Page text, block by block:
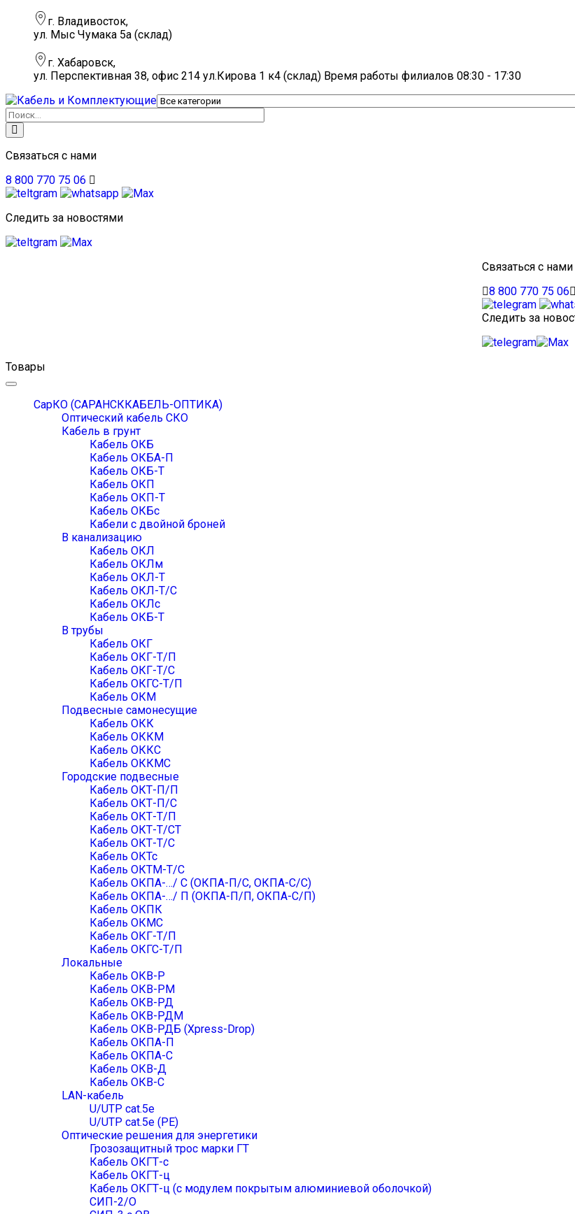
г. Владивосток,
ул. Мыс Чумака 5а (склад)
г. Хабаровск,
ул. Перспективная 38, офис 214 ул.Кирова 1 к4 (склад) Время работы филиалов 08:30 - 17:30
Связаться с нами
8 800 770 75 06
Следить за новостями
Связаться с нами
8 800 770 75 06
Следить за
Товары
Toggle
navigationСарКО (САРАНСККАБЕЛЬ-ОПТИКА)
Оптический кабель СКО
Кабель в грунт
Кабель ОКБ
Кабель ОКБА-П
Кабель ОКБ-Т
Кабель ОКП
Кабель ОКП-Т
Кабель ОКБc
Кабели с двойной броней
В канализацию
Кабель ОКЛ
Кабель ОКЛм
Кабель ОКЛ-Т
Кабель ОКЛ-Т/С
Кабель ОКЛc
Кабель ОКБ-Т
В трубы
Кабель ОКГ
Кабель ОКГ-Т/П
Кабель ОКГ-Т/С
Кабель ОКГС-Т/П
Кабель ОКМ
Подвесные самонесущие
Кабель ОКК
Кабель ОККМ
Кабель ОККС
Кабель ОККМС
Городские подвесные
Кабель ОКТ-П/П
Кабель ОКТ-П/С
Кабель ОКТ-Т/П
Кабель ОКТ-Т/СТ
Кабель ОКТ-Т/С
Кабель ОКТс
Кабель ОКТМ-Т/С
Кабель ОКПА-…/ С (ОКПА-П/С, ОКПА-С/С)
Кабель ОКПА-…/ П (ОКПА-П/П, ОКПА-С/П)
Кабель ОКПК
Кабель ОКМС
Кабель ОКГ-Т/П
Кабель ОКГС-Т/П
Локальные
Кабель ОКВ-Р
Кабель ОКВ-РМ
Кабель ОКВ-РД
Кабель ОКВ-РДМ
Кабель ОКВ-РДБ (Xpress-Drop)
Кабель ОКПА-П
Кабель ОКПА-С
Кабель ОКВ-Д
Кабель ОКВ-С
LAN-кабель
U/UTP cat.5e
U/UTP cat.5e (PE)
Оптические решения для энергетики
Грозозащитный трос марки ГТ
Кабель ОКГТ-с
Кабель ОКГТ-ц
Кабель ОКГТ-ц (с модулем покрытым алюминиевой оболочкой)
СИП-2/О